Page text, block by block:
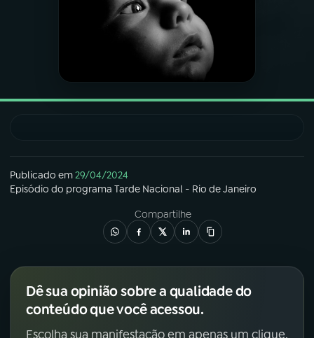
PROGRAMAS
06VIDEOCASTS
08FESTIVAL DE MÚSICA
ACOMPANHE A RÁDIO NACIONAL
YouTube Facebook
Instagram X
Publicado em29/04/2024
Episódio do programa Tarde Nacional - Rio de Janeiro
Compartilhe
Dê sua opinião sobre a qualidade do
conteúdo que você acessou.
Escolha sua manifestação em apenas um clique.